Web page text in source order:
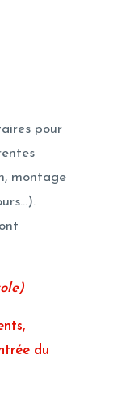
pour
montage
du